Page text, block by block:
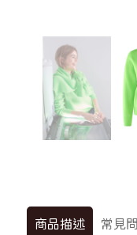
商品描述 常見